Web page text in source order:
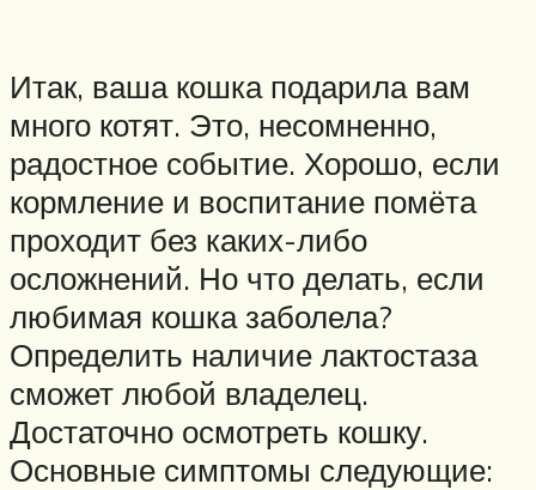
Итак, ваша кошка подарила вам
много котят. Это, несомненно,
радостное событие. Хорошо, если
кормление и воспитание помёта
проходит без каких-либо
осложнений. Но что делать, если
любимая кошка заболела?
Определить наличие лактостаза
сможет любой владелец.
Достаточно осмотреть кошку.
Основные симптомы следующие: